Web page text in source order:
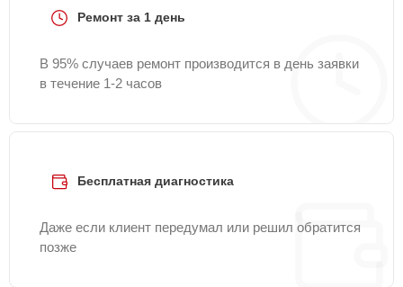
Ремонт за 1 день
В 95% случаев ремонт производится в день заявки
в течение 1-2 часов
Бесплатная диагностика
Даже если клиент передумал или решил обратится
позже